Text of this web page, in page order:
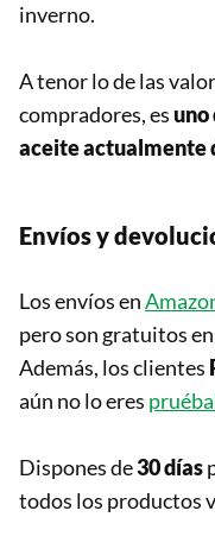
inverno.
A tenor lo de las
compradores, es uno
aceite actualmente
Envíos y
Los envíos en
pero son gratuitos
Además, los clientes
aún no lo eres
Dispones de30 días
todos los productos